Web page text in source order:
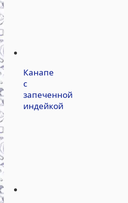
Канапе
с
запеченной
индейкой